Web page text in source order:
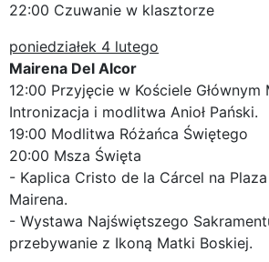
22:00 Czuwanie w klasztorze
poniedziałek 4 lutego
Mairena Del Alcor
12:00 Przyjęcie w Kościele Głównym
Intronizacja i modlitwa Anioł Pański.
19:00 Modlitwa Różańca Świętego
20:00 Msza Święta
- Kaplica Cristo de la Cárcel na
Mairena.
- Wystawa Najświętszego
przebywanie z Ikoną Matki Boskiej.